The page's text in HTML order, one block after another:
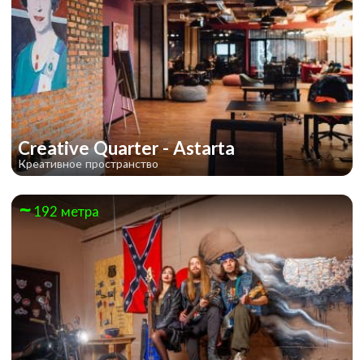
Creative Quarter - Astarta
Креативное пространство
192 метра